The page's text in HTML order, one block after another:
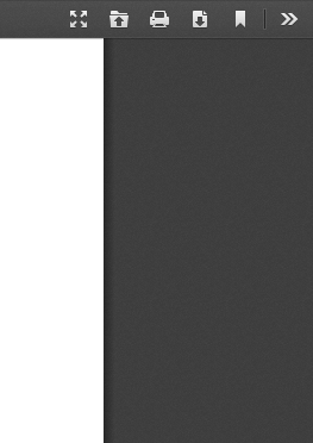
Presentation
Open Print Download
Current